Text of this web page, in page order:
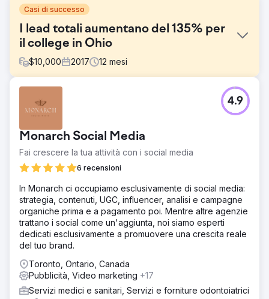
Casi di successo
I lead totali aumentano del 135% per
il college in Ohio
$10,000 2017 12 mesi
La competizione per il marketing dei programmi di laurea
in Ohio si è intensificata in modo significativo negli ultimi
anni, principalmente a causa della maggiore rivalità e
della proliferazione di opzioni di laurea, in particolare
online, offerte da altre università.
Soluzione
per il loro pubblico di destinazione migliorando la visibilità
sui motori di ricerca attraverso l'aggiunta di parole chiave
mirate pertinenti al pubblico e ottimizzando i contenuti sul
loro sito.
Risultato
lead organici del 38% - Aumento dei lead a pagamento
del 148%
Monarch Social Media
Fai crescere la tua attività con i social media
6 recensioni
4.9
In Monarch ci occupiamo esclusivamente di social media:
strategia, contenuti, UGC, influencer, analisi e campagne
organiche prima e a pagamento poi. Mentre altre agenzie
trattano i social come un'aggiunta, noi siamo esperti
dedicati esclusivamente a promuovere una crescita reale
del tuo brand.
Toronto, Ontario, Canada
Pubblicità, Video marketing +17
Servizi medici e sanitari, Servizi e forniture odontoiatrici